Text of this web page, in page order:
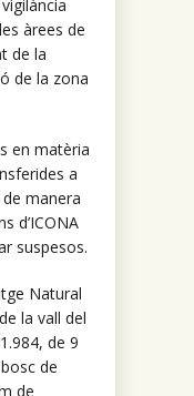
àrees de
de la
de la zona
en matèria
a
manera
d’ICONA
suspesos.
Natural
la vall del
de 9
de
de